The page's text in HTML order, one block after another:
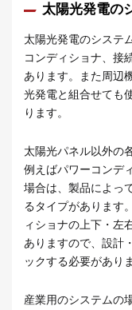
太陽光発電の
太陽光発電のシステ
コンディショナ、接
あります。また周辺
光発電と組合せても
ります。
太陽光パネル以外の
例えばパワーコンデ
場合は、製品によっ
るタイプがあります
ィショナの上下・左
ありますので、設計
ックする必要があり
産業用のシステムの